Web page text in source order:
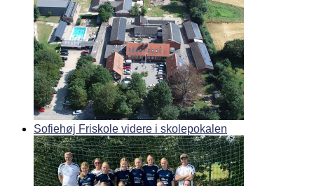
Sofiehøj Friskole videre i skolepokalen